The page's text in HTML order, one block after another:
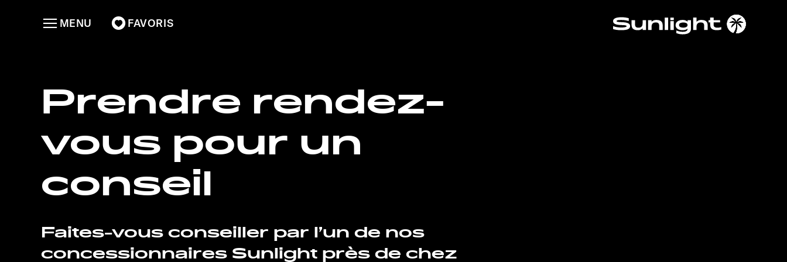
FAVORIS
MENU
Prendre rendez-
vous pour un
conseil
Faites-vous conseiller par l’un de nos
concessionnaires Sunlight près de chez